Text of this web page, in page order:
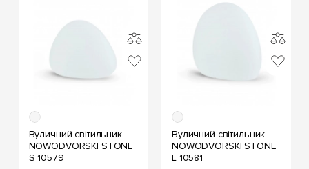
Вуличний світильник
NOWODVORSKI STONE
S 10579
Вуличний світильник
NOWODVORSKI STONE
L 10581